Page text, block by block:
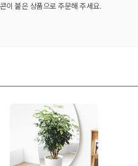
이 붙은 상품으로 주문해 주세요.